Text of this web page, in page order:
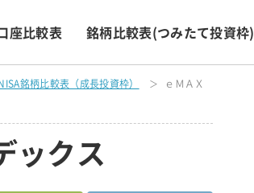
座比較表 銘柄比較表(つみたて投資枠)
銘柄比較表（成長投資枠）
ｅＭＡＸ
ックス